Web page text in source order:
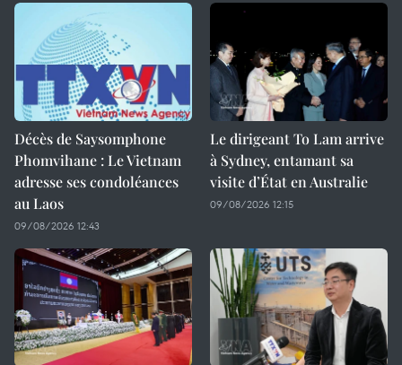
Décès de Saysomphone
Phomvihane : Le Vietnam
adresse ses condoléances
au Laos
09/08/2026 12:43
Le dirigeant To Lam arrive
à Sydney, entamant sa
visite d’État en Australie
09/08/2026 12:15